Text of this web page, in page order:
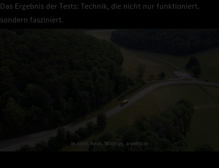
Das Ergebnis der Tests: Technik, die nicht nur funktioniert,
sondern fasziniert.